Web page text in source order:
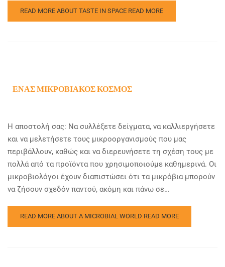
READ MORE ABOUT TASTE IN SPACE READ MORE
ΈΝΑΣ ΜΙΚΡΟΒΙΑΚΌΣ ΚΌΣΜΟΣ
Η αποστολή σας: Να συλλέξετε δείγματα, να καλλιεργήσετε
και να μελετήσετε τους μικροοργανισμούς που μας
περιβάλλουν, καθώς και να διερευνήσετε τη σχέση τους με
πολλά από τα προϊόντα που χρησιμοποιούμε καθημερινά. Οι
μικροβιολόγοι έχουν διαπιστώσει ότι τα μικρόβια μπορούν
να ζήσουν σχεδόν παντού, ακόμη και πάνω σε…
READ MORE ABOUT A MICROBIAL WORLD READ MORE